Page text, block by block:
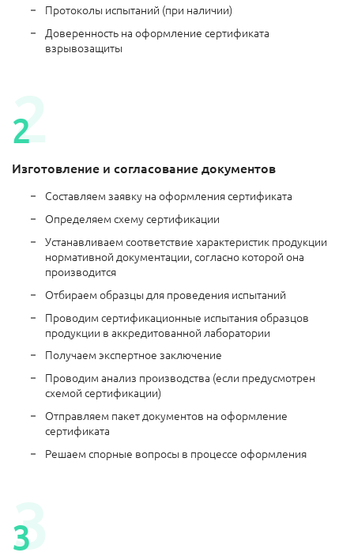
Протоколы испытаний (при наличии)
Доверенность на оформление сертификата
взрывозащиты
Изготовление и согласование документов
Составляем заявку на оформления сертификата
Определяем схему сертификации
Устанавливаем соответствие характеристик продукции
нормативной документации, согласно которой она
производится
Отбираем образцы для проведения испытаний
Проводим сертификационные испытания образцов
продукции в аккредитованной лаборатории
Получаем экспертное заключение
Проводим анализ производства (если предусмотрен
схемой сертификации)
Отправляем пакет документов на оформление
сертификата
Решаем спорные вопросы в процессе оформления